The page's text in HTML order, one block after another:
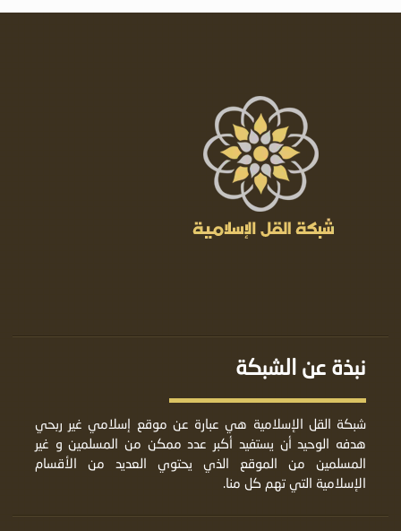
نبذة عن الشبكة
شبكة القل الإسلامية هي عبارة عن موقع إسلامي غير ربحي
هدفه الوحيد أن يستفيد أكبر عدد ممكن من المسلمين و غير
المسلمين من الموقع الذي يحتوي العديد من الأقسام
الإسلامية التي تهم كل منا.